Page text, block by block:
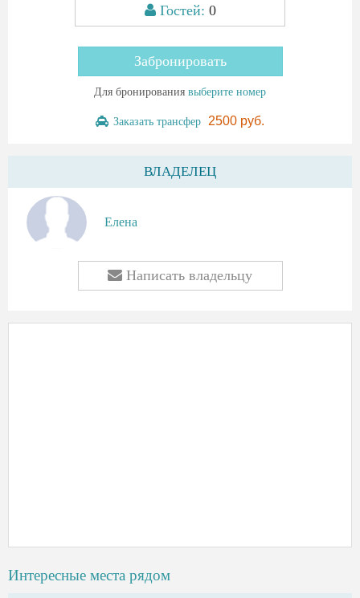
Гостей: 0
Забронировать
Для бронирования выберите номер
Заказать трансфер 2500 руб.
ВЛАДЕЛЕЦ
Елена
Написать владельцу
Интересные места рядом